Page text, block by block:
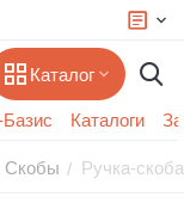
Каталог
Каталоги
Скобы / Ручка-